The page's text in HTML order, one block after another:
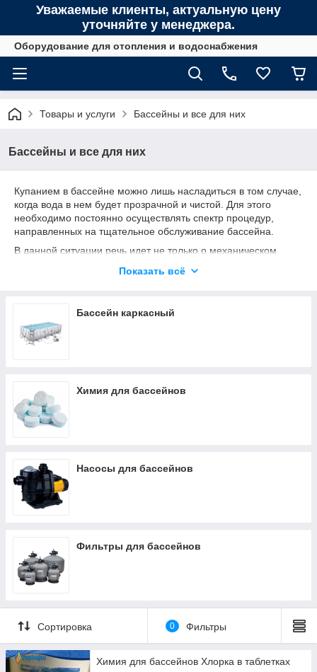
Уважаемые клиенты, актуальную цену
уточняйте у менеджера.
Оборудование для отопления и водоснабжения
Товары и услуги Бассейны и все для них
Бассейны и все для них
Купанием в бассейне можно лишь насладиться в том случае,
когда вода в нем будет прозрачной и чистой. Для этого
необходимо постоянно осуществлять спектр процедур,
направленных на тщательное обслуживание бассейна.
В данной ситуации речь идет не только о механическом
специальных химических препаратов, как с целью
дезинфекция бассейна способствует полноценному отдыху
без различного рода последствий. Такая химия для
бассейнов продается на нашем сайте по доступной цене и
Показать всё
Бассейн каркасный
Химия для бассейнов
Насосы для бассейнов
Фильтры для бассейнов
Сортировка 0 Фильтры
Химия для бассейнов Хлорка в таблетках